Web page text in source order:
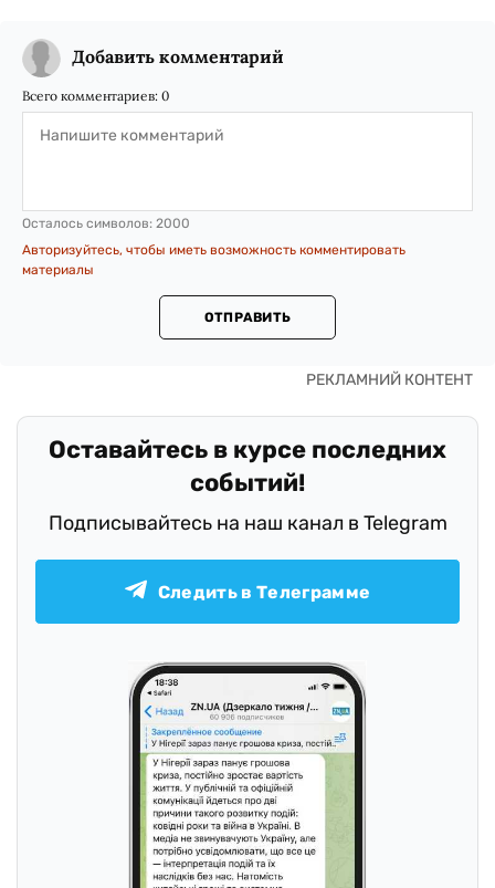
Добавить комментарий
Всего комментариев: 0
Осталось символов: 2000
Авторизуйтесь, чтобы иметь возможность комментировать
материалы
ОТПРАВИТЬ
Оставайтесь в курсе последних
событий!
Подписывайтесь на наш канал в Telegram
Следить в Телеграмме